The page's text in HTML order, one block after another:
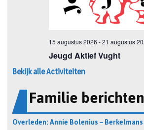
Bekijk alle Activiteiten
Familie berichten
Overleden: Annie Bolenius – Berkelmans